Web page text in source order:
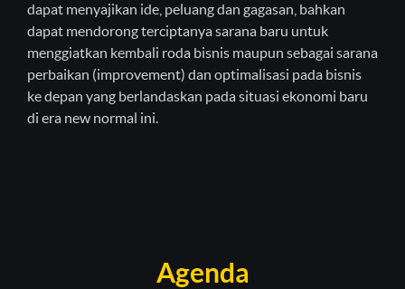
dapat menyajikan ide, peluang dan gagasan, bahkan
dapat mendorong terciptanya sarana baru untuk
menggiatkan kembali roda bisnis maupun sebagai sarana
perbaikan (improvement) dan optimalisasi pada bisnis
ke depan yang berlandaskan pada situasi ekonomi baru
di era new normal ini.
Agenda